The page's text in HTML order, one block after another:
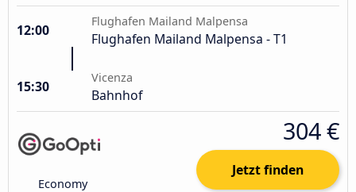
12:00
Flughafen Mailand Malpensa
Flughafen Mailand Malpensa - T1
15:30
Vicenza
Bahnhof
Economy
304 €
Jetzt finden